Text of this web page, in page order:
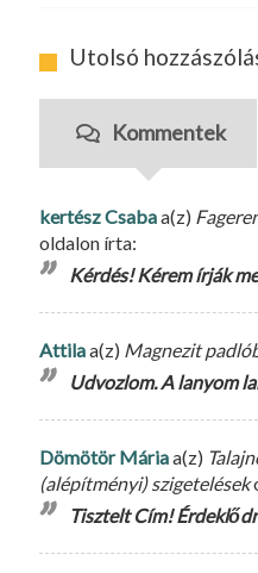
Utolsó
Kommentek
kertész Csabaa(z)
oldalon írta:
Kérdés! Kérem írják
Attilaa(z) Magnezit
Udvozlom. A lanyom
Dömötör Máriaa(z)
(alépítményi) szigetelések
Tisztelt Cím!